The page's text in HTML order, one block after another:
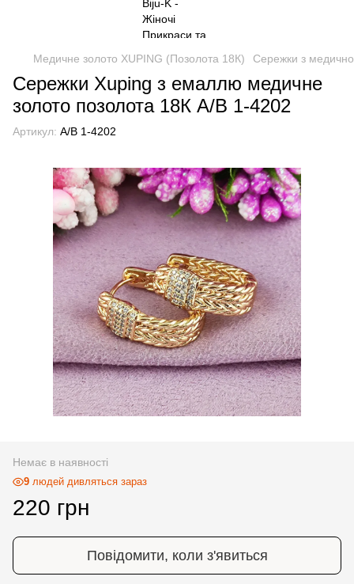
Медичне золото XUPING (Позолота 18К) Сережки з
Сережки Xuping з емаллю медичне
золото позолота 18К А/В 1-4202
Артикул: А/В 1-4202
Немає в наявності
9 людей дивляться зараз
220 грн
Повідомити, коли з'явиться